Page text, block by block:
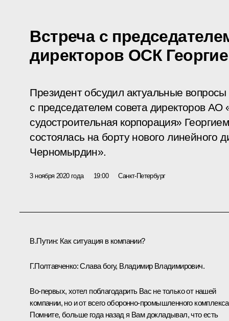
Встреча с
директоров ОСК
Президент обсудил актуальные вопросы
с председателем совета директоров
судостроительная корпорация»
состоялась на борту нового линейного
Черномырдин».
3 ноября 2020 года 19:00 Санкт-Петербург
В.Путин: Как ситуация в компании?
Г.Полтавченко: Слава богу, Владимир Владимирович.
Во-первых, хотел поблагодарить Вас не только от нашей
компании, но и от всего оборонно-промышленного
Помните, больше года назад я Вам докладывал, что есть